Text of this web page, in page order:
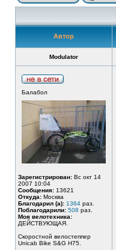
Автор
Modulator
Балабол
Зарегистрирован: Вс окт 14
2007 10:04
Сообщения: 13621
Откуда: Москва
Благодарил (а): 1364 раз.
Поблагодарили: 508 раз.
Моя велотехника:
ДЕЙСТВУЮЩАЯ.
Скоростной велостеппер
Unicab Bike S&G Н75.